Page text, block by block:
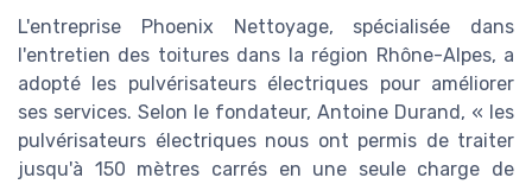
L'entreprise Phoenix Nettoyage, spécialisée dans
l'entretien des toitures dans la région Rhône-Alpes, a
adopté les pulvérisateurs électriques pour améliorer
ses services. Selon le fondateur, Antoine Durand, « les
pulvérisateurs électriques nous ont permis de traiter
jusqu'à 150 mètres carrés en une seule charge de